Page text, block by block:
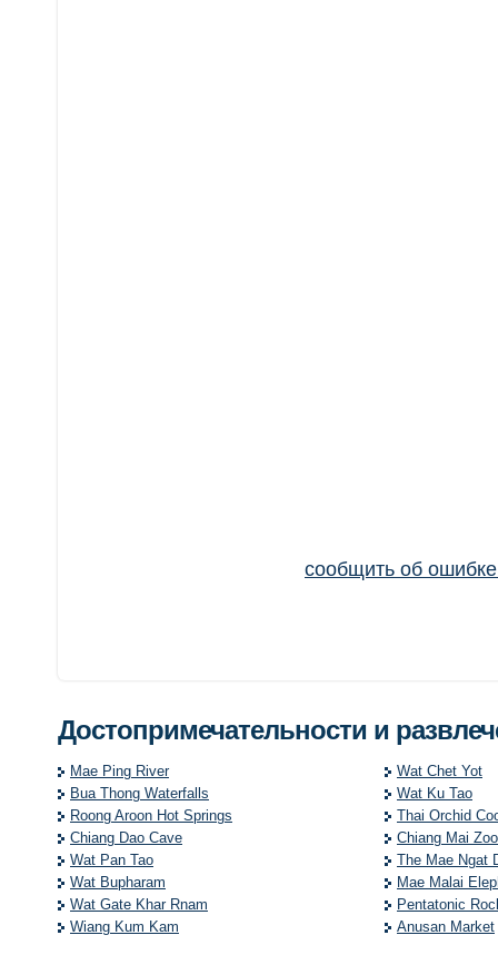
сообщить об
Достопримечательности и
Mae Ping River
Bua Thong Waterfalls
Roong Aroon Hot Springs
Chiang Dao Cave
Wat Pan Tao
Wat Bupharam
Wat Gate Khar Rnam
Wiang Kum Kam
Wat Chet Yot
Wat Ku Tao
Thai Orchid
Chiang Mai
The Mae Ngat
Mae Malai
Pentatonic
Anusan Market